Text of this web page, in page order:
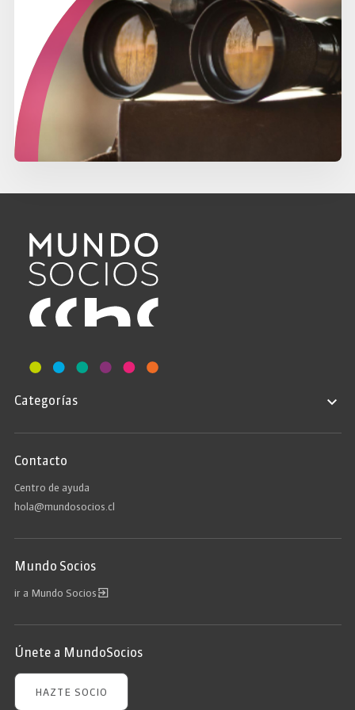
Categorías
Contacto
Centro de ayuda
hola@mundosocios.cl
Mundo Socios
ir a Mundo Socios
Únete a MundoSocios
HAZTE SOCIO